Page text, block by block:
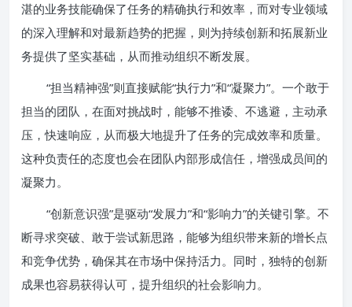
湛的业务技能确保了任务的精确执行和效率，而对专业领域
的深入理解和对最新趋势的把握，则为持续创新和拓展新业
务提供了坚实基础，从而推动组织不断发展。
“担当精神强”则直接赋能“执行力”和“凝聚力”。一个敢于
担当的团队，在面对挑战时，能够不推诿、不逃避，主动承
压，快速响应，从而极大地提升了任务的完成效率和质量。
这种负责任的态度也会在团队内部形成信任，增强成员间的
凝聚力。
“创新意识强”是驱动“发展力”和“影响力”的关键引擎。不
断寻求突破、敢于尝试新思路，能够为组织带来新的增长点
和竞争优势，确保其在市场中保持活力。同时，独特的创新
成果也容易获得认可，提升组织的社会影响力。